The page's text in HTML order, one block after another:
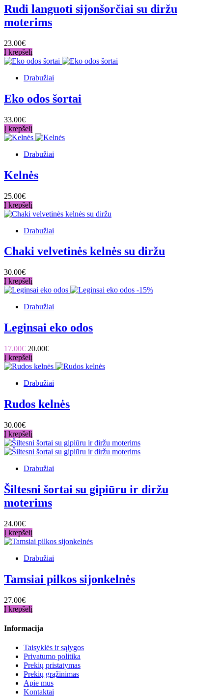
Rudi languoti sijonšorčiai su diržu
moterims
23.00€
Į krepšelį
Drabužiai
Eko odos šortai
33.00€
Į krepšelį
Drabužiai
Kelnės
25.00€
Į krepšelį
Drabužiai
Chaki velvetinės kelnės su diržu
30.00€
Į krepšelį
-15%
Drabužiai
Leginsai eko odos
17.00€ 20.00€
Į krepšelį
Drabužiai
Rudos kelnės
30.00€
Į krepšelį
Drabužiai
Šiltesni šortai su gipiūru ir diržu
moterims
24.00€
Į krepšelį
Drabužiai
Tamsiai pilkos sijonkelnės
27.00€
Į krepšelį
Informacija
Taisyklės ir sąlygos
Privatumo politika
Prekių pristatymas
Prekių grąžinimas
Apie mus
Kontaktai